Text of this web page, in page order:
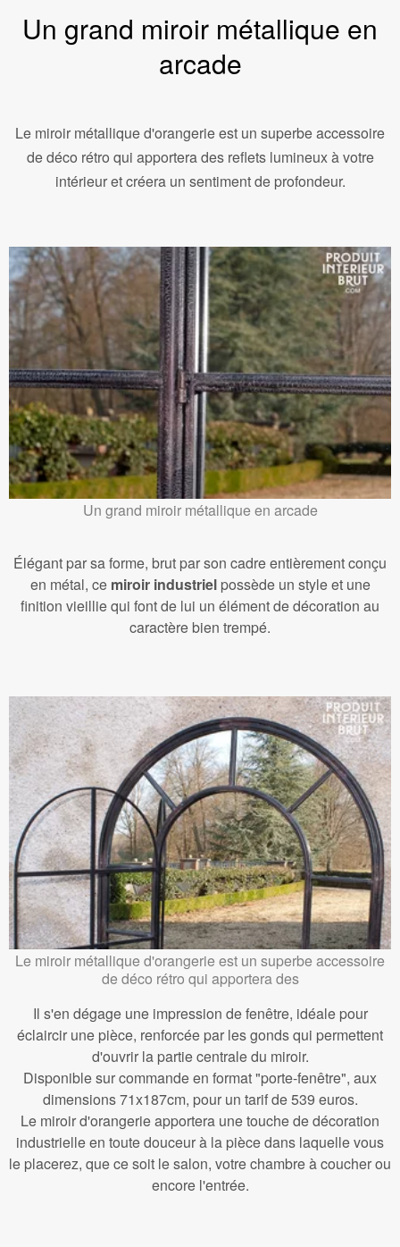
Un grand miroir métallique en
arcade
Le miroir métallique d'orangerie est un superbe accessoire
de déco rétro qui apportera des reflets lumineux à votre
intérieur et créera un sentiment de profondeur.
Un grand miroir métallique en arcade
Élégant par sa forme, brut par son cadre entièrement conçu
en métal, ce miroir industrielpossède un style et une
finition vieillie qui font de lui un élément de décoration au
caractère bien trempé.
Le miroir métallique d'orangerie est un superbe accessoire
de déco rétro qui apportera des
Il s'en dégage une impression de fenêtre, idéale pour
éclaircir une pièce, renforcée par les gonds qui permettent
d'ouvrir la partie centrale du miroir.
Disponible sur commande en format "porte-fenêtre", aux
dimensions 71x187cm, pour un tarif de 539 euros.
Le miroir d'orangerie apportera une touche de décoration
industrielle en toute douceur à la pièce dans laquelle vous
le placerez, que ce soit le salon, votre chambre à coucher ou
encore l'entrée.